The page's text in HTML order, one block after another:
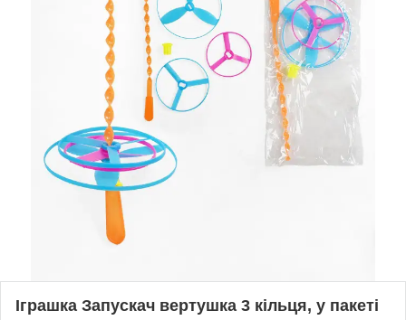
Іграшка Запускач вертушка 3 кільця, у пакеті